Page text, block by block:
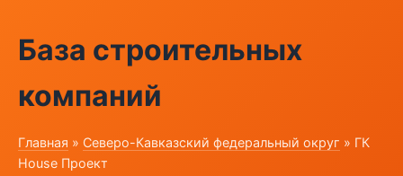
База строительных
компаний
Главная » Северо-Кавказский федеральный округ » ГК
House Проект